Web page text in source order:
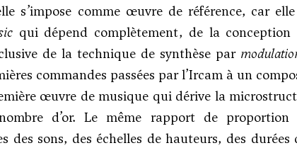
s’impose comme œuvre de référence, car
qui dépend complètement, de la
de la technique de synthèse par
commandes passées par l’Ircam à un
œuvre de musique qui dérive la
d’or. Le même rapport de
des sons, des échelles de hauteurs, des